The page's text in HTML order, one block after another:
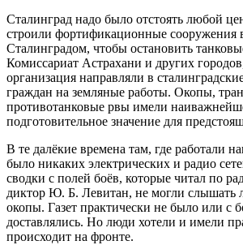
Сталинград надо было отстоять любой
строили фортификационные сооружения
Сталинградом, чтобы остановить
Комиссариат Астрахани и других
организация направляли в
граждан на земляные работы. Окопы,
противотанковые рвы имели
подготовительное значение для
В те далёкие времена там, где работали
было никаких электрических и радио
сводки с полей боёв, которые читал по
диктор Ю. Б. Левитан, не могли
окопы. Газет практически не было или с
доставлялись. Но люди хотели и имели
происходит на фронте.